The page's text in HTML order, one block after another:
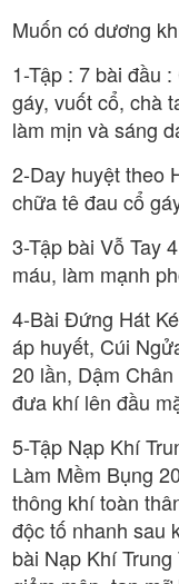
Muốn có dương
1-Tập : 7 bài đầu
gáy, vuốt cổ, chà
làm mịn và sáng
2-Day huyệt theo
chữa tê đau cổ
3-Tập bài Vỗ Tay
máu, làm mạnh
4-Bài Đứng Hát
áp huyết, Cúi
20 lần, Dậm
đưa khí lên đầu
5-Tập Nạp Khí
Làm Mềm Bụng
thông khí toàn
độc tố nhanh sau
bài Nạp Khí